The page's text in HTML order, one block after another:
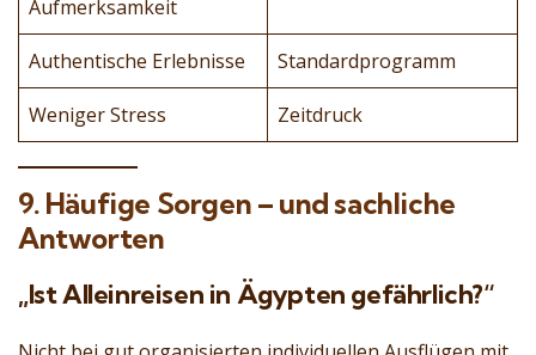
Aufmerksamkeit
Authentische Erlebnisse Standardprogramm
Weniger Stress Zeitdruck
9. Häufige Sorgen – und sachliche
Antworten
„Ist Alleinreisen in Ägypten gefährlich?“